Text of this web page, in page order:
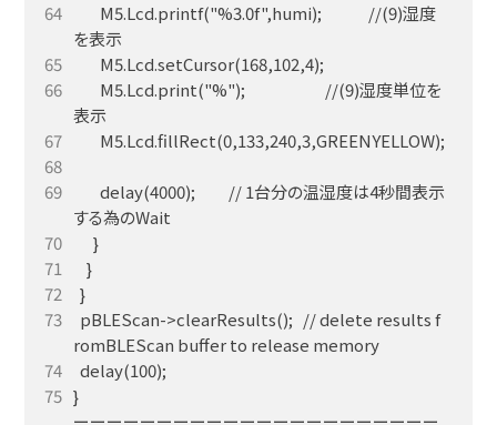
M5.Lcd.printf("%3.0f",humi);              //(9)湿度
M5.Lcd.print("%");                        //(9)湿度単位を
delay(4000);          // 1台分の温湿度は4秒間表示
pBLEScan->clearResults();   // delete results f
}